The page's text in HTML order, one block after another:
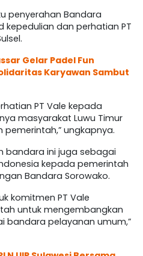
penyerahan Bandara
kepedulian dan perhatian PT
Gelar Padel Fun
Karyawan Sambut
PT Vale kepada
masyarakat Luwu Timur
ungkapnya.
bandara ini juga sebagai
kepada pemerintah
Bandara Sorowako.
komitmen PT Vale
untuk mengembangkan
bandara pelayanan umum,”